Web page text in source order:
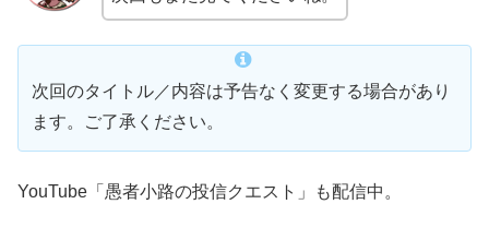
次回のタイトル／内容は予告なく変更する場合があり
ます。ご了承ください。
YouTube「愚者小路の投信クエスト」も配信中。